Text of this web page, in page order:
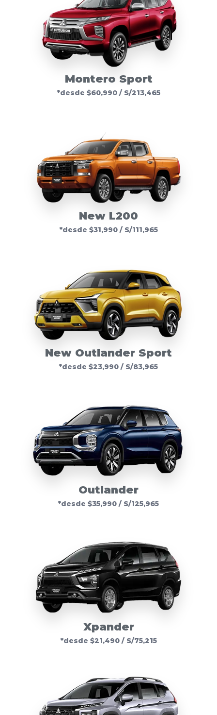
Montero Sport
*desde $60,990 / S/213,465
New L200
*desde $31,990 / S/111,965
New Outlander Sport
*desde $23,990 / S/83,965
Outlander
*desde $35,990 / S/125,965
Xpander
*desde $21,490 / S/75,215